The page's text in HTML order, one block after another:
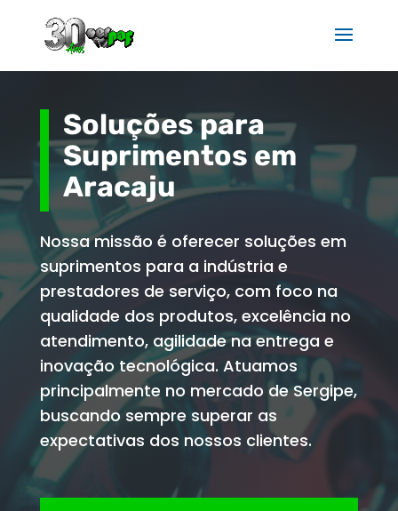
Soluções para
Suprimentos em
Aracaju
Nossa missão é oferecer soluções em
suprimentos para a indústria e
prestadores de serviço, com foco na
qualidade dos produtos, excelência no
atendimento, agilidade na entrega e
inovação tecnológica. Atuamos
principalmente no mercado de Sergipe,
buscando sempre superar as
expectativas dos nossos clientes.